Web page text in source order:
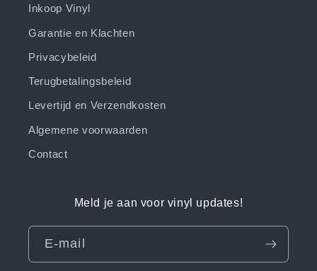
Inkoop Vinyl
Garantie en Klachten
Privacybeleid
Terugbetalingsbeleid
Levertijd en Verzendkosten
Algemene voorwaarden
Contact
Meld je aan voor vinyl updates!
E‑mail